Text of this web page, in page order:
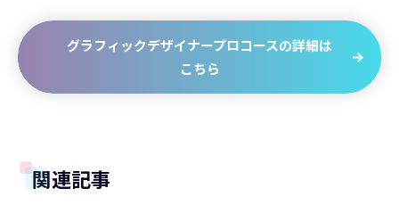
グラフィックデザイナープロコースの詳細は
こちら
関連記事